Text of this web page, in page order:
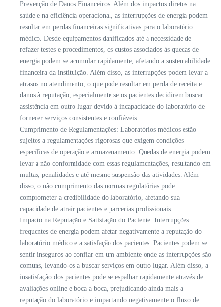
Prevenção de Danos Financeiros: Além dos impactos diretos na
saúde e na eficiência operacional, as interrupções de energia podem
resultar em perdas financeiras significativas para o laboratório
médico. Desde equipamentos danificados até a necessidade de
refazer testes e procedimentos, os custos associados às quedas de
energia podem se acumular rapidamente, afetando a sustentabilidade
financeira da instituição. Além disso, as interrupções podem levar a
atrasos no atendimento, o que pode resultar em perda de receita e
danos à reputação, especialmente se os pacientes decidirem buscar
assistência em outro lugar devido à incapacidade do laboratório de
fornecer serviços consistentes e confiáveis.
Cumprimento de Regulamentações: Laboratórios médicos estão
sujeitos a regulamentações rigorosas que exigem condições
específicas de operação e armazenamento. Quedas de energia podem
levar à não conformidade com essas regulamentações, resultando em
multas, penalidades e até mesmo suspensão das atividades. Além
disso, o não cumprimento das normas regulatórias pode
comprometer a credibilidade do laboratório, afetando sua
capacidade de atrair pacientes e parcerias profissionais.
Impacto na Reputação e Satisfação do Paciente: Interrupções
frequentes de energia podem afetar negativamente a reputação do
laboratório médico e a satisfação dos pacientes. Pacientes podem se
sentir inseguros ao confiar em um ambiente onde as interrupções são
comuns, levando-os a buscar serviços em outro lugar. Além disso, a
insatisfação dos pacientes pode se espalhar rapidamente através de
avaliações online e boca a boca, prejudicando ainda mais a
reputação do laboratório e impactando negativamente o fluxo de